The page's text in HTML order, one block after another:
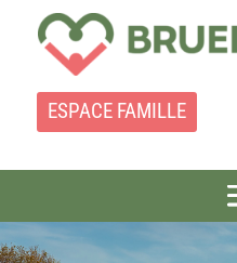
ESPACE FAMILLE